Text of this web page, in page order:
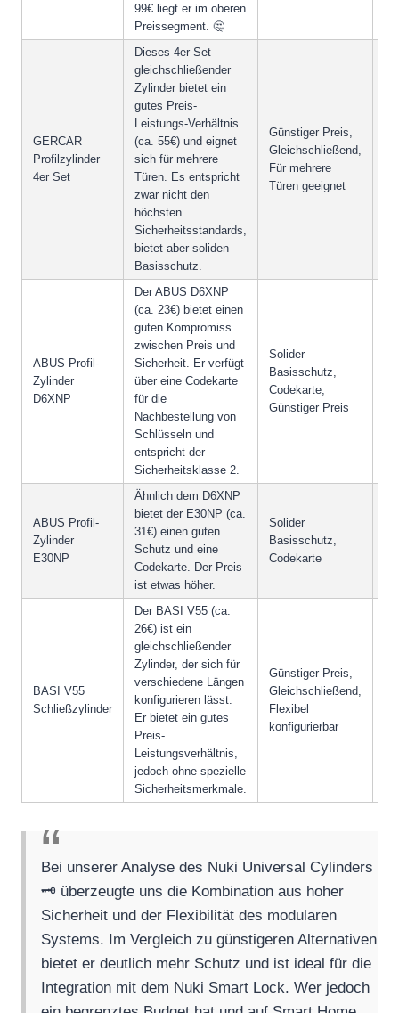
99€ liegt er im oberen
Preissegment. 🤔
GERCAR
Profilzylinder
4er Set
Dieses 4er Set
gleichschließender
Zylinder bietet ein
gutes Preis-
Leistungs-Verhältnis
(ca. 55€) und eignet
sich für mehrere
Türen. Es entspricht
zwar nicht den
höchsten
Sicherheitsstandards,
bietet aber soliden
Basisschutz.
Günstiger Preis,
Gleichschließend,
Für mehrere
Türen geeignet
ABUS Profil-
Zylinder
D6XNP
Der ABUS D6XNP
(ca. 23€) bietet einen
guten Kompromiss
zwischen Preis und
Sicherheit. Er verfügt
über eine Codekarte
für die
Nachbestellung von
Schlüsseln und
entspricht der
Sicherheitsklasse 2.
Solider
Basisschutz,
Codekarte,
Günstiger Preis
ABUS Profil-
Zylinder
E30NP
Ähnlich dem D6XNP
bietet der E30NP (ca.
31€) einen guten
Schutz und eine
Codekarte. Der Preis
ist etwas höher.
Solider
Basisschutz,
Codekarte
BASI V55
Schließzylinder
Der BASI V55 (ca.
26€) ist ein
gleichschließender
Zylinder, der sich für
verschiedene Längen
konfigurieren lässt.
Er bietet ein gutes
Preis-
Leistungsverhältnis,
jedoch ohne spezielle
Sicherheitsmerkmale.
Günstiger Preis,
Gleichschließend,
Flexibel
konfigurierbar
Bei unserer Analyse des Nuki Universal Cylinders
🗝️ überzeugte uns die Kombination aus hoher
Sicherheit und der Flexibilität des modularen
Systems. Im Vergleich zu günstigeren Alternativen
bietet er deutlich mehr Schutz und ist ideal für die
Integration mit dem Nuki Smart Lock. Wer jedoch